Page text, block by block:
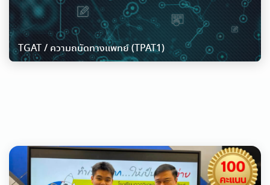
TGAT / ความถนัดทางแพทย์ (TPAT1)